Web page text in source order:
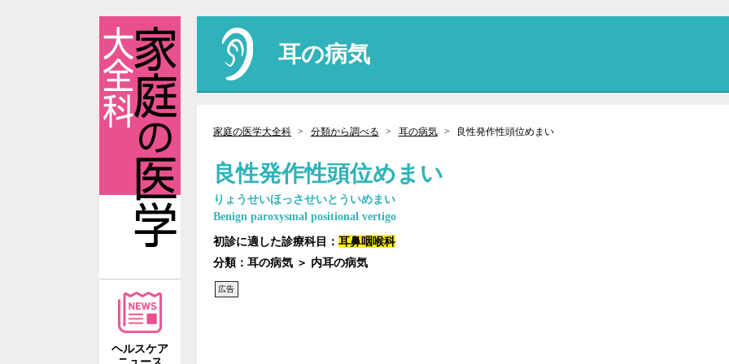
ヘルスケア
耳の病気
家庭の医学大全科 分類から調べる 耳の病気 良性発作性頭位めまい
良性発作性頭位めまい
りょうせいほっさせいとういめまい
Benign paroxysmal positional vertigo
初診に適した診療科目： 耳鼻咽喉科
分類：耳の病気 ＞ 内耳の病気
広告